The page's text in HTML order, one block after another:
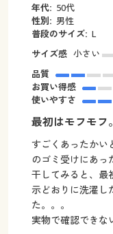
年代: 50代
性別: 男性
普段のサイズ: L
サイズ感 小さい
品質
お買い得感
使いやすさ
最初はモフモフ
すごくあったかい
のゴミ受けにあっ
干してみると、最
示どおりに洗濯し
た。。。
実物で確認できな